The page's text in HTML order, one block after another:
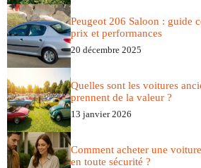
Peugeot 206 Saloon : guide
prix et performances
20 décembre 2025
Quelles sont les voitures
prennent de la valeur ?
13 janvier 2026
Comment acheter une
en toute sécurité ?